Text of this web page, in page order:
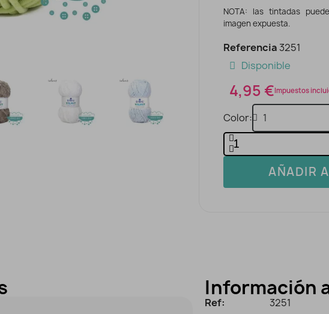
NOTA: las tintadas
imagen expuesta.
Referencia 3251
Disponible
4,95 €Impuestos
Color
AÑADIR
Información
Ref:
3251